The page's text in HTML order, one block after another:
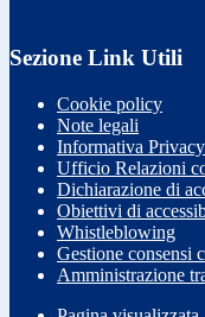
Sezione Link Utili
Cookie policy
Note legali
Informativa Privacy
Ufficio Relazioni
Dichiarazione di
Obiettivi di
Whistleblowing
Gestione consensi
Amministrazione